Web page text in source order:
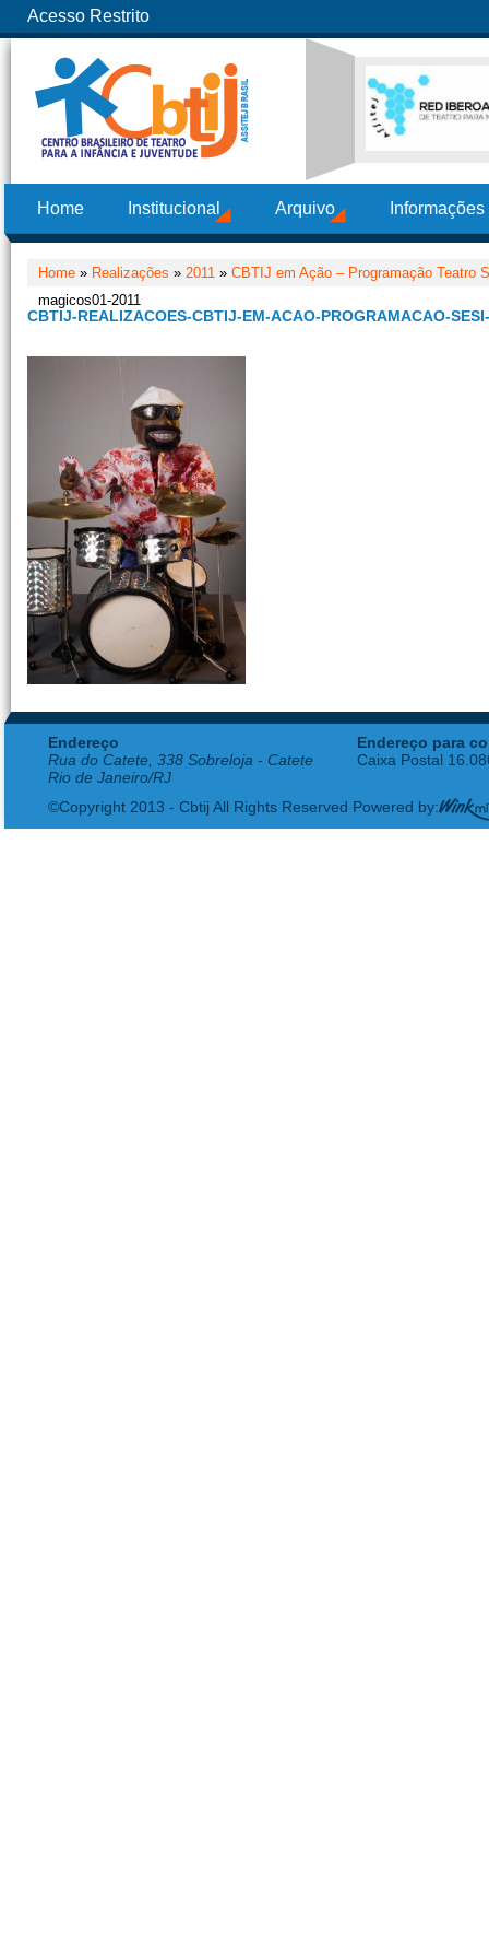
Acesso Restrito
Home Institucional Arquivo
Home » Realizações » 2011 » CBTIJ em Ação – Programação Teatro
magicos01-2011
CBTIJ-REALIZACOES-CBTIJ-EM-ACAO-PROGRAMACAO-
Endereço
Rua do Catete, 338 Sobreloja - Catete
Rio de Janeiro/RJ
Endereço para
Caixa Postal
©Copyright 2013 - Cbtij All Rights Reserved Powered by: